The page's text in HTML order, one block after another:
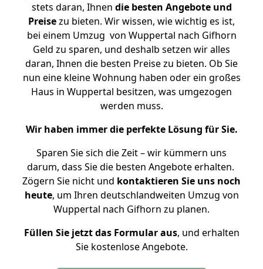
stets daran, Ihnen die besten Angebote und
Preisezu bieten. Wir wissen, wie wichtig es ist,
bei einem Umzug von Wuppertal nach Gifhorn
Geld zu sparen, und deshalb setzen wir alles
daran, Ihnen die besten Preise zu bieten. Ob Sie
nun eine kleine Wohnung haben oder ein großes
Haus in Wuppertal besitzen, was umgezogen
werden muss.
Wir haben immer die perfekte Lösung für Sie.
Sparen Sie sich die Zeit – wir kümmern uns
darum, dass Sie die besten Angebote erhalten.
Zögern Sie nicht und kontaktieren Sie uns noch
heute, um Ihren deutschlandweiten Umzug von
Wuppertal nach Gifhorn zu planen.
Füllen Sie jetzt das Formular aus, und erhalten
Sie kostenlose Angebote.